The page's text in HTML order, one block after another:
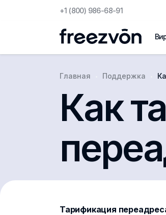
+1 (800) 986-68-91
Главная Поддержка
Как
Тарификация